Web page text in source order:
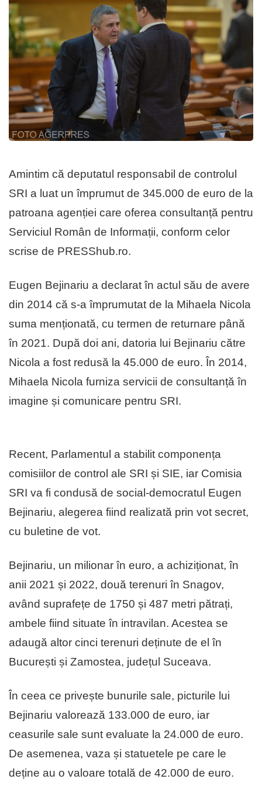
Amintim că deputatul responsabil de controlul
SRI a luat un împrumut de 345.000 de euro de la
patroana agenției care oferea consultanță pentru
Serviciul Român de Informații, conform celor
scrise de PRESShub.ro.
Eugen Bejinariu a declarat în actul său de avere
din 2014 că s-a împrumutat de la Mihaela Nicola
suma menționată, cu termen de returnare până
în 2021. După doi ani, datoria lui Bejinariu către
Nicola a fost redusă la 45.000 de euro. În 2014,
Mihaela Nicola furniza servicii de consultanță în
imagine și comunicare pentru SRI.
Recent, Parlamentul a stabilit componența
comisiilor de control ale SRI și SIE, iar Comisia
SRI va fi condusă de social-democratul Eugen
Bejinariu, alegerea fiind realizată prin vot secret,
cu buletine de vot.
Bejinariu, un milionar în euro, a achiziționat, în
anii 2021 și 2022, două terenuri în Snagov,
având suprafețe de 1750 și 487 metri pătrați,
ambele fiind situate în intravilan. Acestea se
adaugă altor cinci terenuri deținute de el în
București și Zamostea, județul Suceava.
În ceea ce privește bunurile sale, picturile lui
Bejinariu valorează 133.000 de euro, iar
ceasurile sale sunt evaluate la 24.000 de euro.
De asemenea, vaza și statuetele pe care le
deține au o valoare totală de 42.000 de euro.